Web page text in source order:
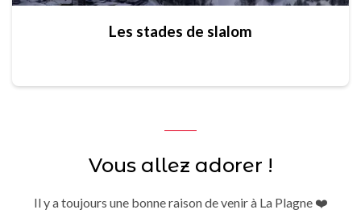
Les stades de slalom
Vous allez adorer !
Il y a toujours une bonne raison de venir à La Plagne ❤️